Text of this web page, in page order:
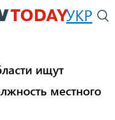
Перейти
к
УКР
ищут
местного